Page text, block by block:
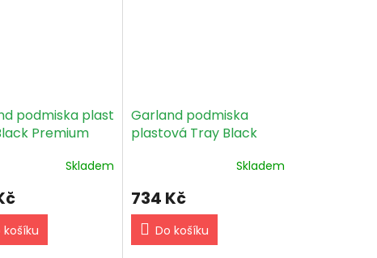
podmiska plast
Premium
Skladem
košíku
Garland podmiska
plastová Tray Black
Skladem
734 Kč
Do košíku